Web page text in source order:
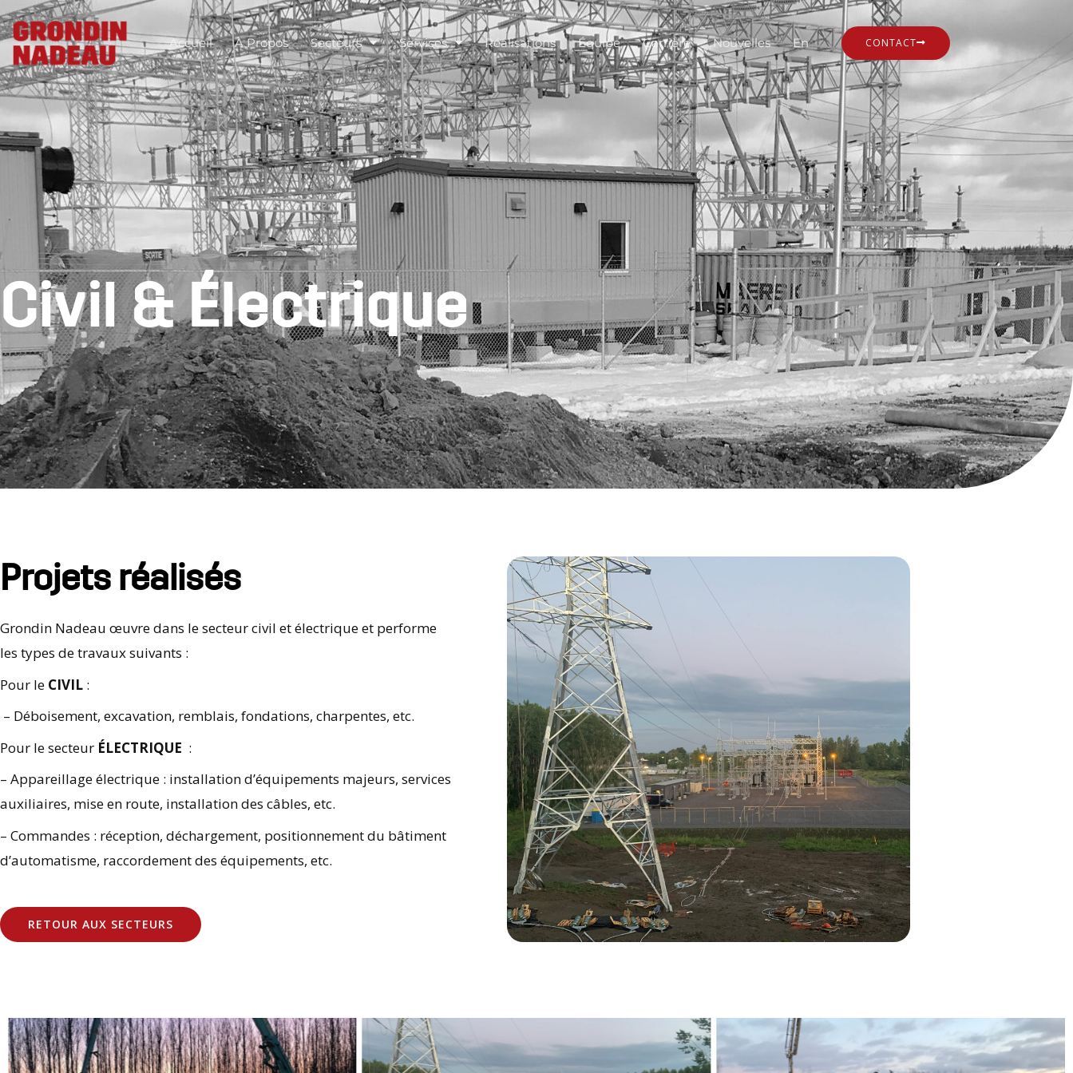
Accueil À Propos Secteurs Services Réalisations Équipe Carrière Nouvelles En CONTACT
Civil&Électrique
Projets réalisés
Grondin Nadeau œuvre dans le secteur civil et électrique et performe
les types de travaux suivants :
Pour le CIVIL :
– Déboisement, excavation, remblais, fondations, charpentes, etc.
Pour le secteur ÉLECTRIQUE :
– Appareillage électrique : installation d’équipements majeurs, services
auxiliaires, mise en route, installation des câbles, etc.
– Commandes : réception, déchargement, positionnement du bâtiment
d’automatisme, raccordement des équipements, etc.
RETOUR AUX SECTEURS